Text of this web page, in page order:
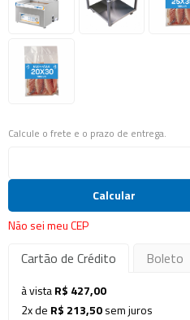
Calcule o frete e o prazo de entrega.
Calcular
Não sei meu CEP
Cartão de Crédito Boleto
à vistaR$ 427,00
2x de R$ 213,50sem juros